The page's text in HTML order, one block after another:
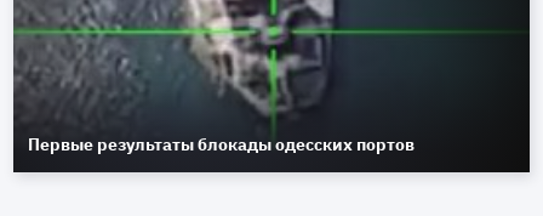
Первые результаты блокады одесских портов